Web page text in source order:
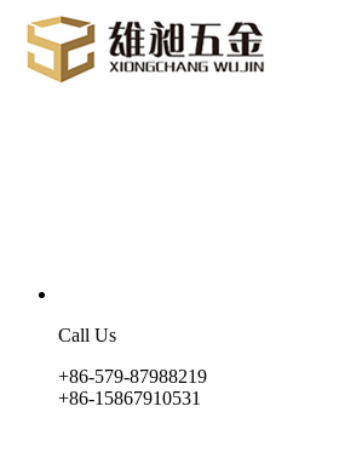
Call Us
+86-579-87988219
+86-15867910531